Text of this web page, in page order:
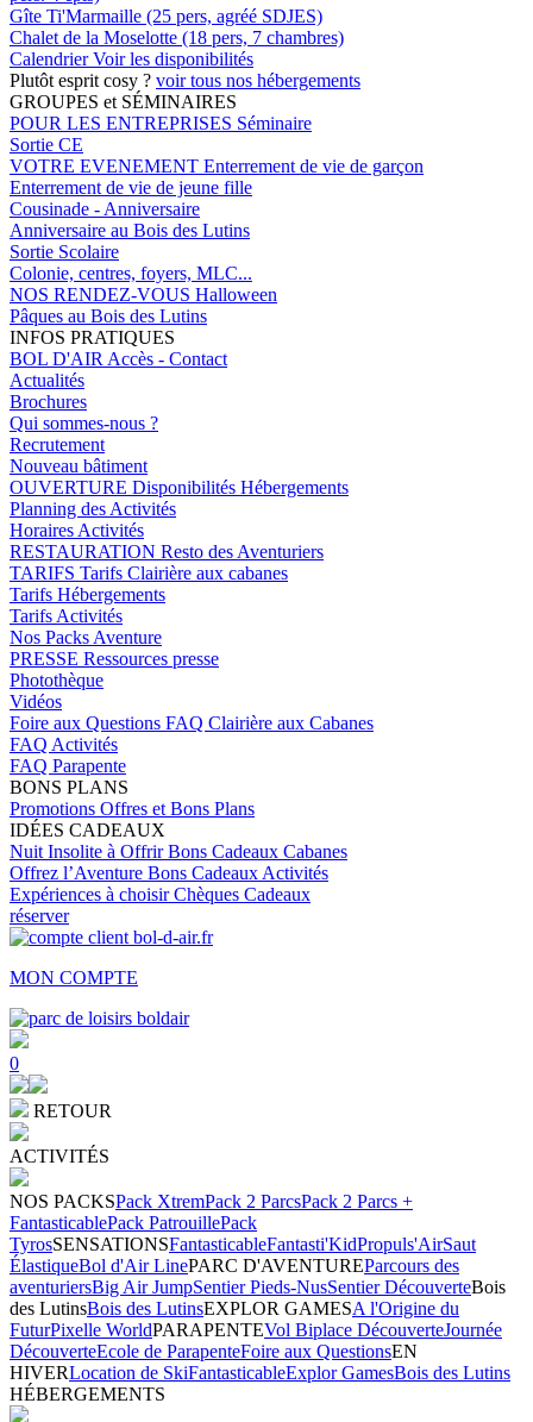
Gîte Ti'Marmaille (25 pers, agréé SDJES)
Chalet de la Moselotte (18 pers, 7 chambres)
CalendrierVoir les disponibilités
Plutôt esprit cosy ? voir tous nos hébergements
GROUPES et SÉMINAIRES
POUR LES ENTREPRISES Séminaire
Sortie CE
VOTRE EVENEMENT Enterrement de vie de garçon
Enterrement de vie de jeune fille
Cousinade - Anniversaire
Anniversaire au Bois des Lutins
Sortie Scolaire
Colonie, centres, foyers, MLC...
NOS RENDEZ-VOUS Halloween
Pâques au Bois des Lutins
INFOS PRATIQUES
BOL D'AIR Accès - Contact
Actualités
Brochures
Qui sommes-nous ?
Recrutement
Nouveau bâtiment
OUVERTURE Disponibilités Hébergements
Planning des Activités
Horaires Activités
RESTAURATION Resto des Aventuriers
TARIFS Tarifs Clairière aux cabanes
Tarifs Hébergements
Tarifs Activités
Nos Packs Aventure
PRESSE Ressources presse
Photothèque
Vidéos
Foire aux Questions FAQ Clairière aux Cabanes
FAQ Activités
FAQ Parapente
BONS PLANS
Promotions Offres et Bons Plans
IDÉES CADEAUX
Nuit Insolite à OffrirBons Cadeaux Cabanes
Offrez l’Aventure Bons Cadeaux Activités
Expériences à choisirChèques Cadeaux
réserver
MON COMPTE
0
RETOUR
ACTIVITÉS
NOS PACKSPack XtremPack 2 ParcsPack 2 Parcs +
FantasticablePack PatrouillePack
TyrosSENSATIONSFantasticableFantasti'KidPropuls'AirSaut
ÉlastiqueBol d'Air LinePARC D'AVENTUREParcours des
aventuriersBig Air JumpSentier Pieds-NusSentier DécouverteBois
des LutinsBois des LutinsEXPLOR GAMESA l'Origine du
FuturPixelle WorldPARAPENTEVol Biplace DécouverteJournée
DécouverteEcole de ParapenteFoire aux QuestionsEN
HIVERLocation de SkiFantasticableExplor GamesBois des Lutins
HÉBERGEMENTS